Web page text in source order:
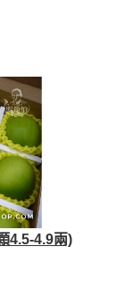
4.5-4.9兩)